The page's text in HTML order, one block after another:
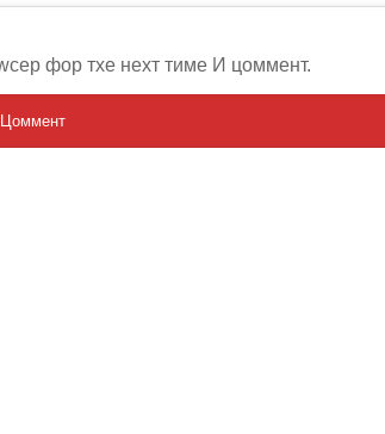
фор тхе неxт тиме И цоммент.